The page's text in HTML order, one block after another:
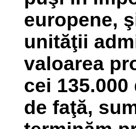
europene,
unităţii
valoarea
cei
de faţă,